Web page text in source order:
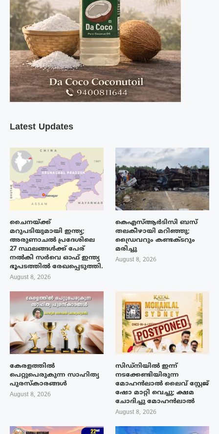
Latest Updates
ചൈനയ്ക്ക്
മറുപടിയുമായി ഇന്ത്യ;
അരുണാചൽ പ്രദേശിലെ
27 സ്ഥലങ്ങൾക്ക് പേര്
നൽകി സർവെ ഓഫ് ഇന്ത്യ
ഭൂപടത്തിൽ രേഖപ്പെടുത്തി.
August 8, 2026
കെഎസ്ആർടിസി ബസ്
തലകീഴായി മറിഞ്ഞു;
ഡ്രൈവറും കണ്ടക്ടറും
മരിച്ചു
August 8, 2026
കേരളത്തിൽ
പെറ്റുപെരുകുന്ന സാഹിത്യ
പുരസ്‌കാരങ്ങൾ
August 8, 2026
സിഡ്നിയിൽ ഇന്ന്
നടക്കേണ്ടിയിരുന്ന
മോഹൻലാൽ ലൈവ് സ്റ്റേജ്
ഷോ മാറ്റി വെച്ചു; ക്ഷമ
ചോദിച്ചു മോഹൻലാൽ
August 8, 2026